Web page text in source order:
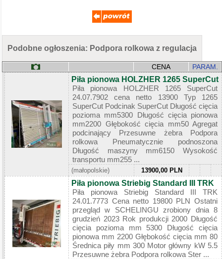
Podobne ogłoszenia: Podpora rolkowa z regulacja
CENA PARAM.
Piła pionowa HOLZHER 1265 SuperCut
Piła pionowa HOLZHER 1265 SuperCut
24.07.7902 cena netto 13900 Typ 1265
SuperCut Podcinak SuperCut Długość cięcia
pozioma mm5300 Długość cięcia pionowa
mm2200 Głębokość cięcia mm50 Agregat
podcinający Przesuwne żebra Podpora
rolkowa Pneumatycznie podnoszona
Długość maszyny mm6150 Wysokość
transportu mm255 ...
(małopolskie) 13900,00 PLN
Piła pionowa Striebig Standard III TRK
Piła pionowa Striebig Standard III TRK
24.01.7773 Cena netto 19800 PLN Ostatni
przegląd w SCHELINGU zrobiony dnia 8
grudzień 2023 Rok produkcji 2000 Długość
cięcia pozioma mm 5300 Długość cięcia
pionowa mm 2200 Głębokość cięcia mm 80
Średnica piły mm 300 Motor główny kW 5.5
Przesuwne żebra Podpora rolkowa Ster ...